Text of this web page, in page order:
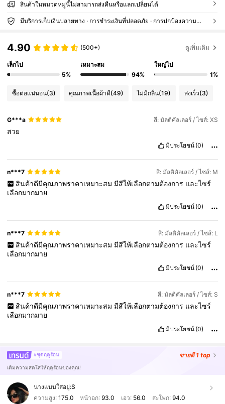
สินค้าในหมวดหมู่นี้ไม่สามารถส่งคืนหรือแลกเปลี่ยนได้
มีบริการเก็บเงินปลายทาง · การชำระเงินที่ปลอดภัย · การปกป้องความเป็นส่วนตัว
4.90 (500+) ดูเพิ่มเติม
เล็กไป
5%
เหมาะสม
94%
ใหญ่ไป
1%
ซื้อต่อแน่นอน(3) คุณภาพเนื้อผ้าดี(49) ไม่มีกลิ่น(19) ส่งเร็ว(3)
G***a สี: มัลติคัลเลอร์ / ไซส์: XS
สวย
มีประโยชน์ (0)
n***7 สี: มัลติคัลเลอร์ / ไซส์: M
สินค้าดีมีคุณภาพราคาเหมาะสม มีสีให้เลือกตามต้องการ และไซร์
เลือกมากมาย
มีประโยชน์ (0)
n***7 สี: มัลติคัลเลอร์ / ไซส์: L
สินค้าดีมีคุณภาพราคาเหมาะสม มีสีให้เลือกตามต้องการ และไซร์
เลือกมากมาย
มีประโยชน์ (0)
n***7 สี: มัลติคัลเลอร์ / ไซส์: S
สินค้าดีมีคุณภาพราคาเหมาะสม มีสีให้เลือกตามต้องการ และไซร์
เลือกมากมาย
มีประโยชน์ (0)
#ชุดฤดูร้อน ขายดี1 top
เติมความสดใสให้ฤดูร้อนของคุณ!
นางแบบใส่อยู่:S
ความสูง: 175.0 หน้าอก:93.0 เอว: 56.0 สะโพก: 94.0